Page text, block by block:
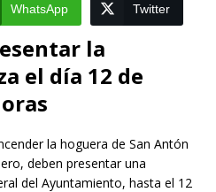
WhatsApp Twitter
la
el día 12 de
la hoguera de San Antón
deben presentar una
del Ayuntamiento, hasta el 12